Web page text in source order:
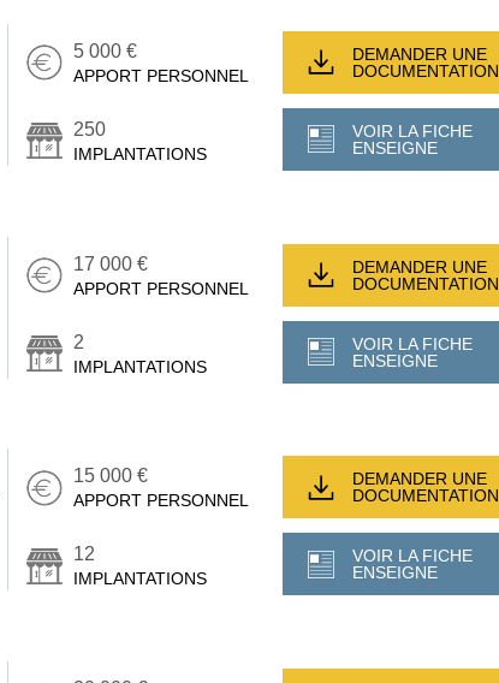
5 000 €
APPORT PERSONNEL
250
IMPLANTATIONS
DEMANDER UNE
DOCUMENTATION
VOIR LA FICHE
ENSEIGNE
17 000 €
APPORT PERSONNEL
2
IMPLANTATIONS
DEMANDER UNE
DOCUMENTATION
VOIR LA FICHE
ENSEIGNE
15 000 €
APPORT PERSONNEL
12
IMPLANTATIONS
DEMANDER UNE
DOCUMENTATION
VOIR LA FICHE
ENSEIGNE